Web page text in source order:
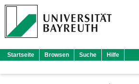
Startseite Browsen Suche Hilfe